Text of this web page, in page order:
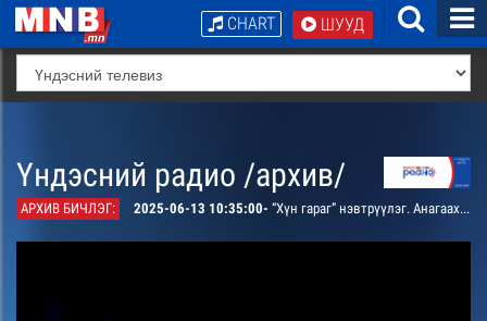
ШУУД
CHART
Үндэсний радио /архив/
АРХИВ БИЧЛЭГ: 2025-06-13 10:35:00- “Хүн гараг” нэвтрүүлэг. Анагаах ухааны доктор, дэд профессор, Монгол улсын зөвлөх эмч Цабширын хөрөг